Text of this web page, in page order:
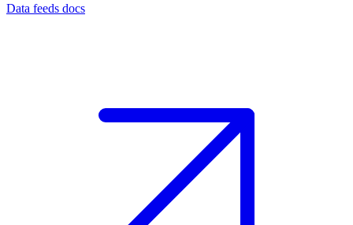
Data feeds docs